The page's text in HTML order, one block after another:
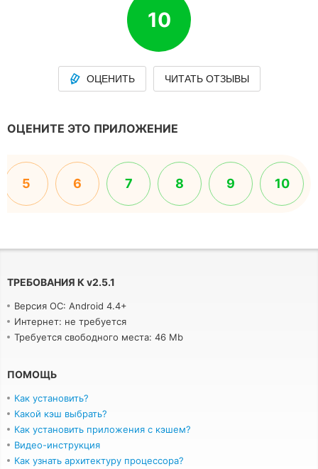
10
ОЦЕНИТЬ ЧИТАТЬ ОТЗЫВЫ
ОЦЕНИТЕ ЭТО ПРИЛОЖЕНИЕ
5 6 7 8 9 10
ТРЕБОВАНИЯ К v2.5.1
Версия ОС: Android 4.4+
Интернет: не требуется
Требуется свободного места: 46 Mb
ПОМОЩЬ
Как установить?
Какой кэш выбрать?
Как установить приложения с кэшем?
Видео-инструкция
Как узнать архитектуру процессора?